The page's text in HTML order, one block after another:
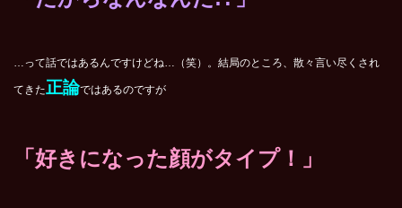
…って話ではあるんですけどね…（笑）。結局のところ、散々言い尽くされ
てきた正論ではあるのですが
「好きになった顔がタイプ！」